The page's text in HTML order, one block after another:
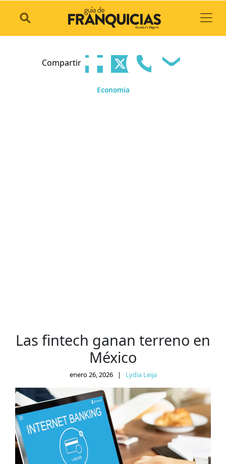
Compartir
Economia
Las fintech ganan terreno en
México
enero 26, 2026 | Lydia Leija